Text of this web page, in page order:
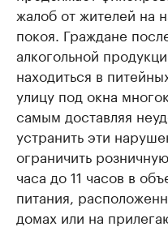
жалоб от жителей на
покоя. Граждане
алкогольной
находиться в
улицу под окна
самым доставляя
устранить эти
ограничить
часа до 11 часов в
питания,
домах или на